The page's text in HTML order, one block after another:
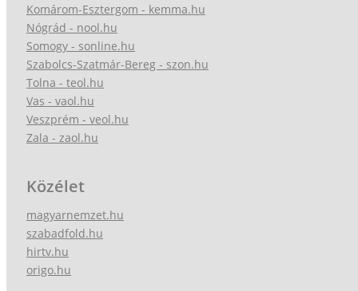
Komárom-Esztergom - kemma.hu
Nógrád - nool.hu
Somogy - sonline.hu
Szabolcs-Szatmár-Bereg - szon.hu
Tolna - teol.hu
Vas - vaol.hu
Veszprém - veol.hu
Zala - zaol.hu
Közélet
magyarnemzet.hu
szabadfold.hu
hirtv.hu
origo.hu